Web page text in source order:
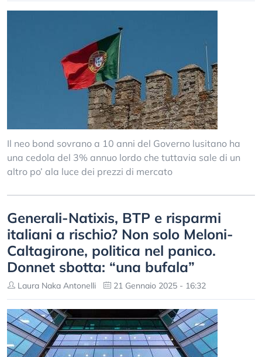
Il neo bond sovrano a 10 anni del Governo lusitano ha
una cedola del 3% annuo lordo che tuttavia sale di un
altro po’ ala luce dei prezzi di mercato
Generali-Natixis, BTP e risparmi
italiani a rischio? Non solo Meloni-
Caltagirone, politica nel panico.
Donnet sbotta: “una bufala”
Laura Naka Antonelli 21 Gennaio 2025 - 16:32